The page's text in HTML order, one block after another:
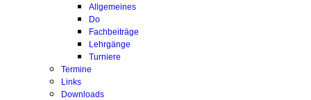
Allgemeines
Do
Fachbeiträge
Lehrgänge
Turniere
Termine
Links
Downloads